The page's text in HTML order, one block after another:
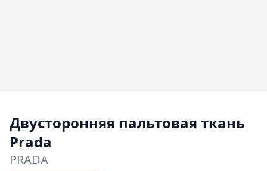
Двусторонняя пальтовая ткань
Prada
PRADA